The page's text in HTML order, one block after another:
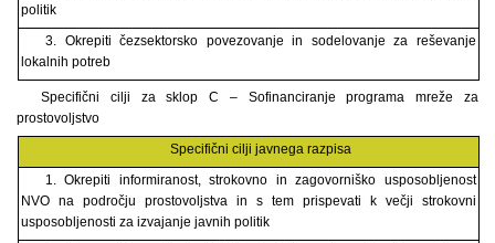
politik
3. Okrepiti čezsektorsko povezovanje in sodelovanje za reševanje
lokalnih potreb
Specifični cilji za sklop C – Sofinanciranje programa mreže za
prostovoljstvo
Specifični cilji javnega razpisa
1. Okrepiti informiranost, strokovno in zagovorniško usposobljenost
NVO na področju prostovoljstva in s tem prispevati k večji strokovni
usposobljenosti za izvajanje javnih politik